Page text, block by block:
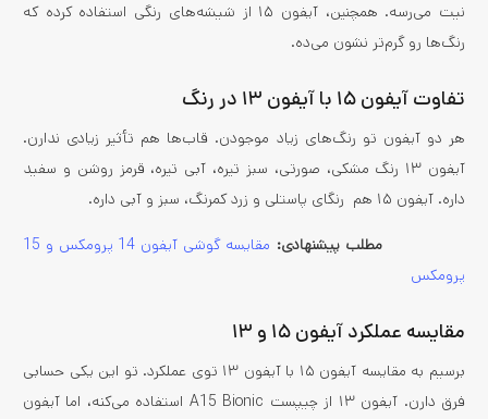
نیت می‌رسه. همچنین، آیفون ۱۵ از شیشه‌های رنگی استفاده کرده که
رنگ‌ها رو گرم‌تر نشون می‌ده.
تفاوت آیفون ۱۵ با آیفون ۱۳ در رنگ
هر دو آیفون تو رنگ‌های زیاد موجودن. قاب‌ها هم تأثیر زیادی ندارن.
آیفون ۱۳ رنگ مشکی، صورتی، سبز تیره، آبی تیره، قرمز روشن و سفید
داره‌. آیفون ۱۵ هم رنگای پاستلی و زرد کمرنگ، سبز و آبی داره.
مطلب پیشنهادی:
مقایسه گوشی آیفون 14 پرومکس و 15
پرومکس
مقایسه عملکرد آیفون ۱۵ و ۱۳
برسیم به مقایسه آیفون ۱۵ با آیفون ۱۳ توی عملکرد. تو این یکی حسابی
فرق دارن. آیفون ۱۳ از چیپست A15 Bionic استفاده می‌کنه، اما آیفون